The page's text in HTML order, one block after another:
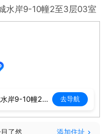
。
立完成基础物料制作。
休 + 法定节假日正常休
水岸9-10幢2至3层03室
安庆市西大堤北26号宜城水岸9-10幢2至3层03室 去导航
了然 添加住址